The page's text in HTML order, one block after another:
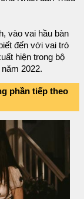
vào vai hầu bàn
đến với vai trò
hiện trong bộ
năm 2022.
phần tiếp theo